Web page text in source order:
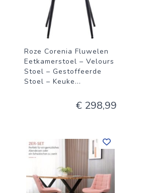
Roze Corenia Fluwelen
Eetkamerstoel – Velours
Stoel – Gestoffeerde
Stoel – Keuke...
€ 298,99